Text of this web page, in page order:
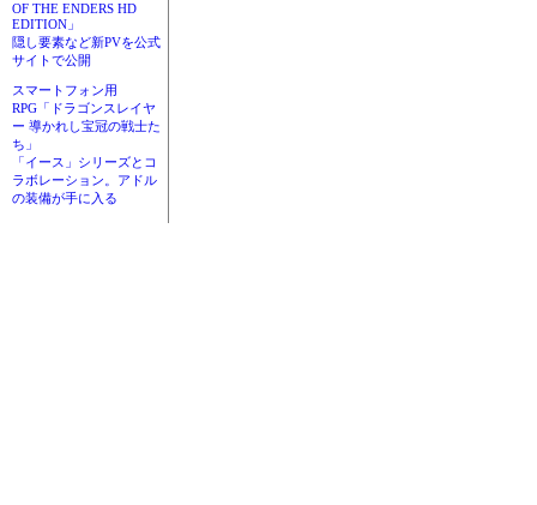
OF THE ENDERS HD
EDITION」
隠し要素など新PVを公式
サイトで公開
スマートフォン用
RPG「ドラゴンスレイヤ
ー 導かれし宝冠の戦士た
ち」
「イース」シリーズとコ
ラボレーション。アドル
の装備が手に入る